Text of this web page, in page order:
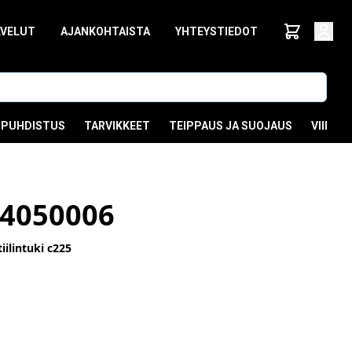
AJANKOHTAISTA YHTEYSTIEDOT
PUHDISTUS TARVIKKEET TEIPPAUS JA SUOJAUS
c225